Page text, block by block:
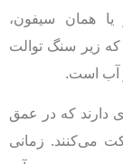
همان سیفون،
زير سنگ توالت
آب است.
دارند که در عمق
می‌کنند. زمانی